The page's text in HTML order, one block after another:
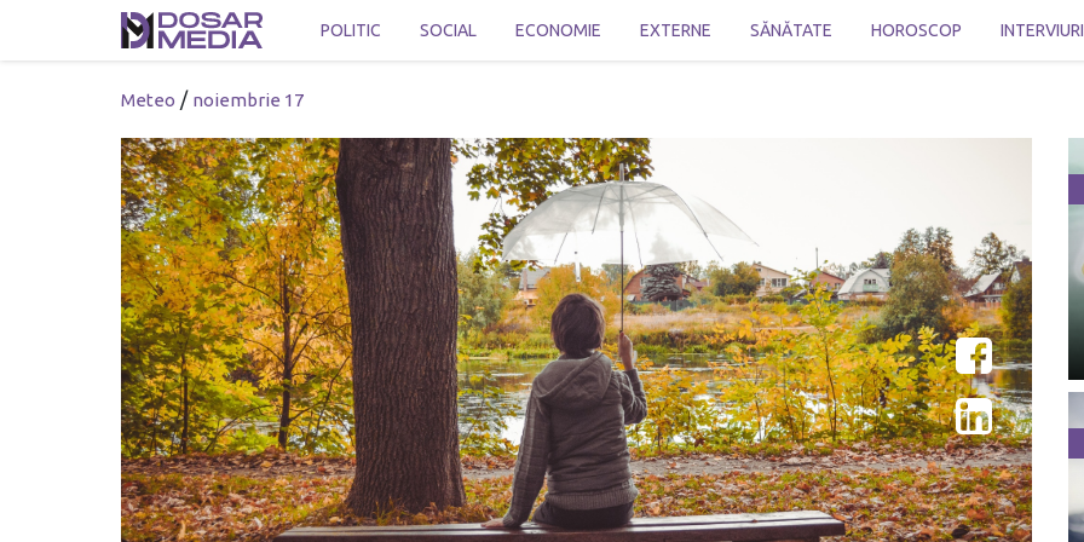
POLITIC SOCIAL ECONOMIE EXTERNE SĂNĂTATE HOROSCOP INTERVIURI
Meteo / noiembrie 17